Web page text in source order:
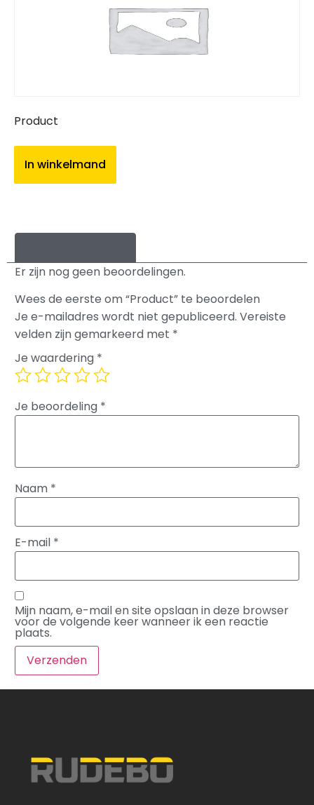
Product
In winkelmand
Er zijn nog geen beoordelingen.
Wees de eerste om “Product” te beoordelen
Je e-mailadres wordt niet gepubliceerd. Vereiste
velden zijn gemarkeerd met *
Je waardering *
Je beoordeling *
Naam *
E-mail *
Mijn naam, e-mail en site opslaan in deze browser
voor de volgende keer wanneer ik een reactie
plaats.